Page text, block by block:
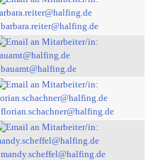
barbara.reiter@halfing.de
bauamt@halfing.de
florian.schachner@halfing.de
mandy.scheffel@halfing.de